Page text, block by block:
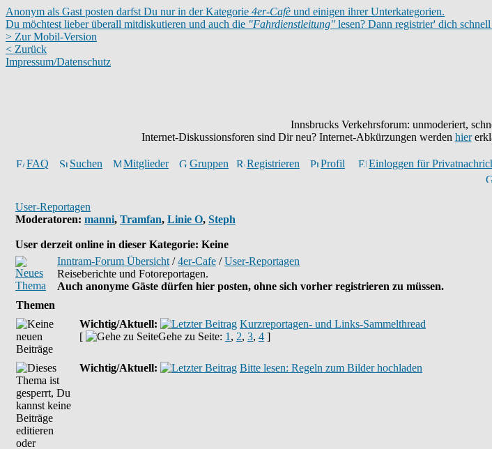
Anonym als Gast posten darfst Du nur in der Kategorie 4er-Cafè und einigen ihrer Unterkategorien.
Du möchtest lieber überall mitdiskutieren und auch die "Fahrdienstleitung" lesen? Dann registrier' dich
> Zur Mobil-Version
< Zurück
Impressum/Datenschutz
Innsbrucks Verkehrsforum: unmoderiert,
Internet-Diskussionsforen sind Dir neu? Internet-Abkürzungen werden hier
FAQ Suchen Mitglieder Gruppen Registrieren Profil Einloggen für
User-Reportagen
Moderatoren: manni, Tramfan, Linie O, Steph
User derzeit online in dieser Kategorie: Keine
Inntram-Forum Übersicht /4er-Cafe /User-Reportagen
Reiseberichte und Fotoreportagen.
Auch anonyme Gäste dürfen hier posten, ohne sich vorher registrieren zu müssen.
Themen
Wichtig/Aktuell:
Kurzreportagen- und Links-Sammelthread
[
Gehe zu Seite: 1 , 2, 3, 4 ]
Wichtig/Aktuell: Bitte lesen: Regeln zum Bilder hochladen